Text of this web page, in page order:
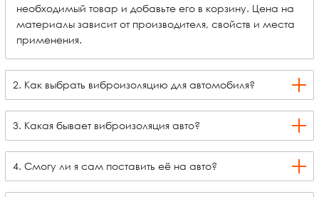
необходимый товар и добавьте его в корзину. Цена на
материалы зависит от производителя, свойств и места
применения.
2. Как выбрать виброизоляцию для автомобиля?
3. Какая бывает виброизоляция авто?
4. Смогу ли я сам поставить её на авто?